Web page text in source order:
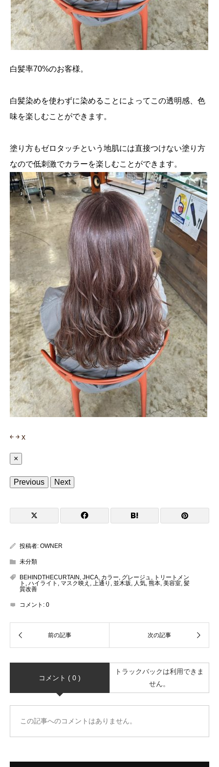
白髪率70%のお客様。
白髪染めを使わずに染めることによってこの透明感、色
味を楽しむことができます。
塗り方もゼロタッチという地肌には直接つけない塗り方
なので低刺激でカラーを楽しむことができます。
￩ ￫ x
×
Previous Next
投稿者: OWNER
未分類
BEHINDTHECURTAIN , JHCA, カラー, グレージュ, トリートメン
ト , ハイライト , マスク映え , 上通り , 並木坂, 人気, 熊本, 美容室, 髪
質改善
コメント: 0
コメント ( 0 )
トラックバックは利用できま
せん。
この記事へのコメントはありません。